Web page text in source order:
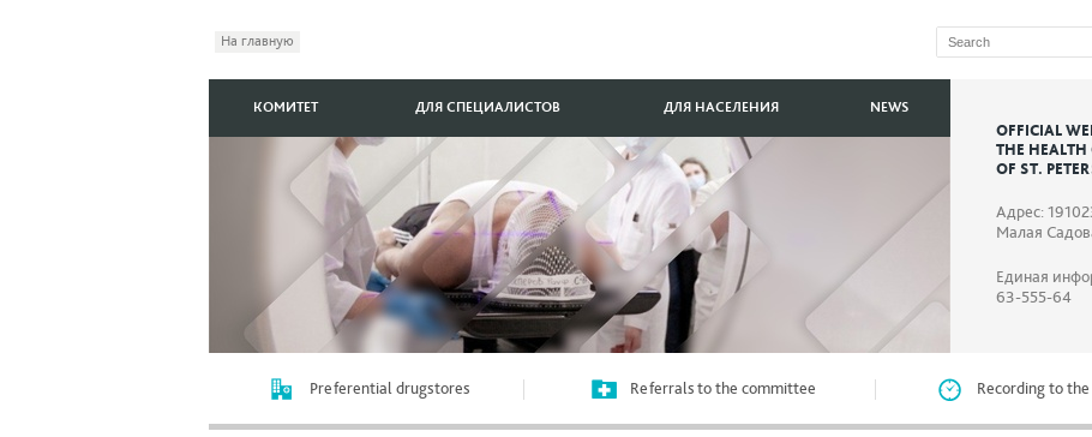
На главную
OFFICIAL
THE HEALTH
OF ST.
Адрес:
Малая
Единая
63-555-64
КОМИТЕТ ДЛЯ СПЕЦИАЛИСТОВ ДЛЯ НАСЕЛЕНИЯ NEWS
Preferential drugstores Referrals to the committee Recording to